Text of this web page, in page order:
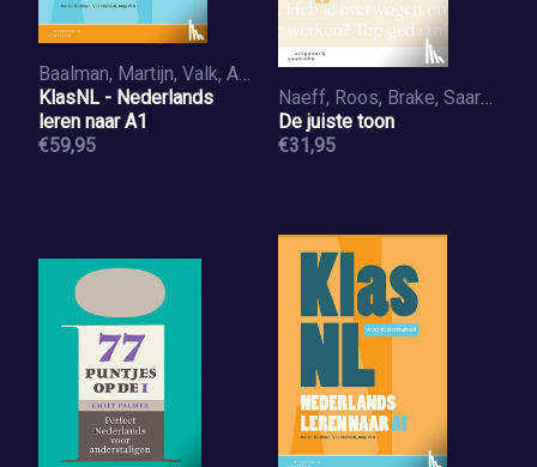
Baalman, Martijn, Valk, Anja, Olijhoek, Vita
KlasNL - Nederlands
leren naar A1
€59,95
Naeff, Roos, Brake, Saarein te
De juiste toon
€31,95